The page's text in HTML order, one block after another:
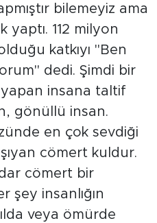
bilemeyiz ama
yaptı. 112 milyon
katkıyı "Ben
dedi. Şimdi bir
insana taltif
gönüllü insan.
en çok sevdiği
cömert kuldur.
cömert bir
şey insanlığın
veya ömürde